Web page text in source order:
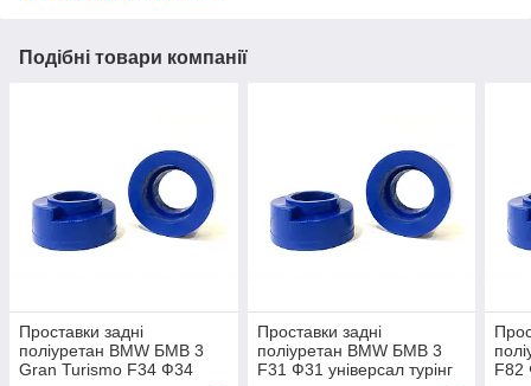
Подібні товари компанії
Проставки задні
поліуретан BMW БМВ 3
Gran Turismo F34 Ф34
Проставки задні
поліуретан BMW БМВ 3
F31 Ф31 універсал турінг
F82